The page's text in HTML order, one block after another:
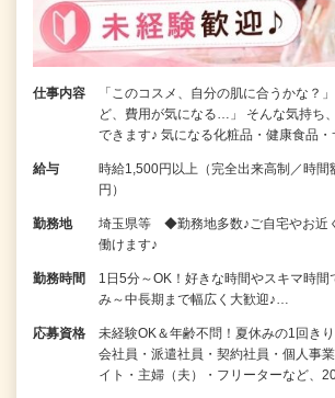
仕事内容
「このコスメ、自分の肌に合うかな？
ど、費用が気になる…」 そんな気持ち
できます♪ 気になる化粧品・健康食品・
給与
時給1,500円以上（完全出来高制／時
円）
勤務地
埼玉県等 ◆勤務地多数♪ご自宅やお近
働けます♪
勤務時間
1日5分～OK！好きな時間やスキマ時
み～中長期まで幅広く大歓迎♪…
応募資格
未経験OK＆年齢不問！夏休みの1回き
会社員・派遣社員・契約社員・個人事
イト・主婦（夫）・フリーターなど、